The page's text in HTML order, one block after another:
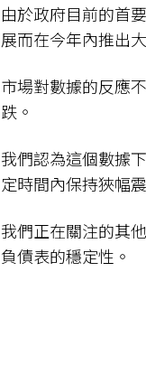
由於政府目前的首
展而在今年內推出
市場對數據的反應
跌。
我們認為這個數據
定時間內保持狹幅
我們正在關注的其
負債表的穩定性。